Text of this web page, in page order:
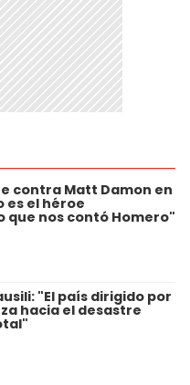
contra Matt Damon en
es el héroe
que nos contó Homero"
"El país dirigido por
hacia el desastre